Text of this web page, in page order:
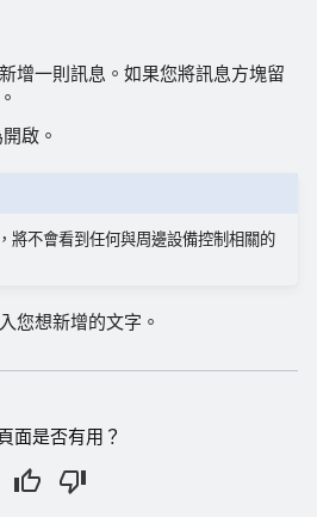
增一則訊息。如果您將訊息方塊留
啟。
將不會看到任何與周邊設備控制相關的
您想新增的文字。
面是否有用？